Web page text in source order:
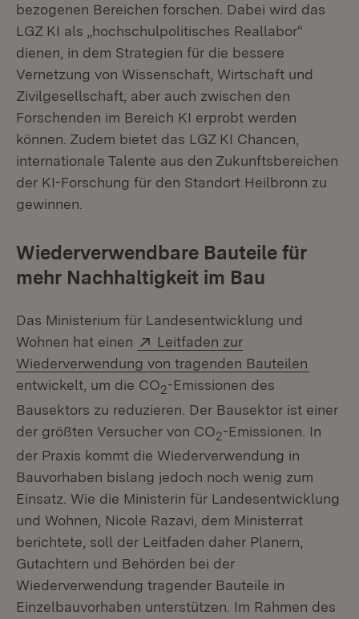
bezogenen Bereichen forschen. Dabei wird das
LGZ KI als „hochschulpolitisches Reallabor“
dienen, in dem Strategien für die bessere
Vernetzung von Wissenschaft, Wirtschaft und
Zivilgesellschaft, aber auch zwischen den
Forschenden im Bereich KI erprobt werden
können. Zudem bietet das LGZ KI Chancen,
internationale Talente aus den Zukunftsbereichen
der KI-Forschung für den Standort Heilbronn zu
gewinnen.
Wiederverwendbare Bauteile für
mehr Nachhaltigkeit im Bau
Das Ministerium für Landesentwicklung und
Wohnen hat einen
Extern:
Leitfaden zur
Wiederverwendung von tragenden Bauteilen
entwickelt, um die CO2-Emissionen des
Bausektors zu reduzieren. Der Bausektor ist einer
der größten Versucher von CO2-Emissionen. In
der Praxis kommt die Wiederverwendung in
Bauvorhaben bislang jedoch noch wenig zum
Einsatz. Wie die Ministerin für Landesentwicklung
und Wohnen, Nicole Razavi, dem Ministerrat
berichtete, soll der Leitfaden daher Planern,
Gutachtern und Behörden bei der
Wiederverwendung tragender Bauteile in
Einzelbauvorhaben unterstützen. Im Rahmen des